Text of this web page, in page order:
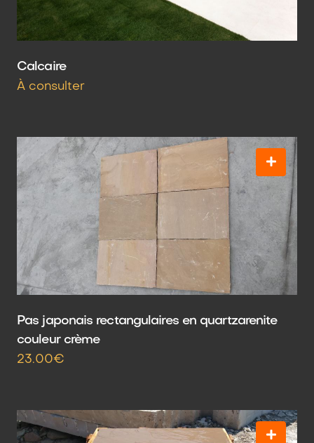
Calcaire
À consulter
Pas japonais rectangulaires en quartzarenite
couleur crème
23.00€